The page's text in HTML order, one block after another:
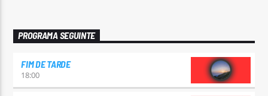
PROGRAMA SEGUINTE
FIM DE TARDE
18:00